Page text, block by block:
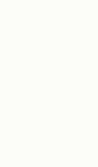
Qui
L'association
guide officiel